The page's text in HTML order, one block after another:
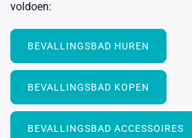
voldoen:
BEVALLINGSBAD HUREN
BEVALLINGSBAD KOPEN
BEVALLINGSBAD ACCESSOIRES